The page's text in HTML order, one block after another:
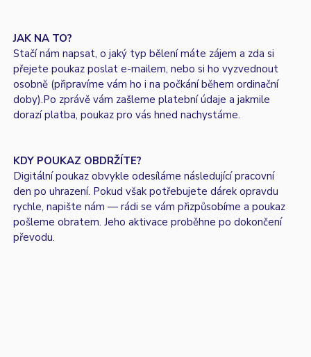
JAK NA TO?
Stačí nám napsat, o jaký typ bělení máte zájem a zda si
přejete poukaz poslat e-mailem, nebo si ho vyzvednout
osobně (připravíme vám ho i na počkání během ordinační
doby).Po zprávě vám zašleme platební údaje a jakmile
dorazí platba, poukaz pro vás hned nachystáme.
KDY POUKAZ OBDRŽÍTE?
Digitální poukaz obvykle odesíláme následující pracovní
den po uhrazení. Pokud však potřebujete dárek opravdu
rychle, napište nám — rádi se vám přizpůsobíme a poukaz
pošleme obratem. Jeho aktivace proběhne po dokončení
převodu.